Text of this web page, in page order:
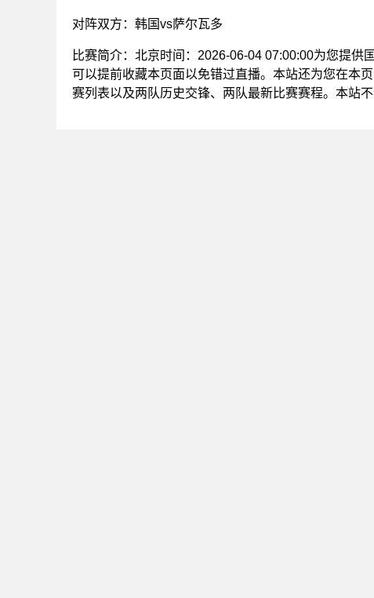
对阵双方：韩国vs萨尔瓦多
比赛简介：北京时间：2026-06-04 07:00:00为您提供
可以提前收藏本页面以免错过直播。本站还为您在本
赛列表以及两队历史交锋、两队最新比赛赛程。本站